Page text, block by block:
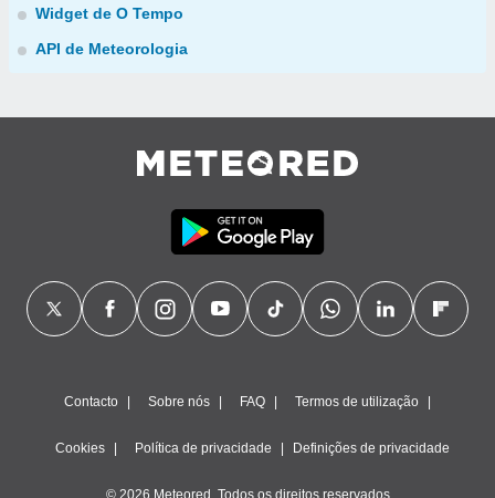
Widget de O Tempo
API de Meteorologia
Contacto Sobre nós FAQ Termos de utilização
Cookies Política de privacidade Definições de privacidade
© 2026 Meteored. Todos os direitos reservados